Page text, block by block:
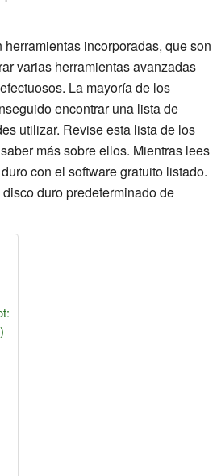
incorporadas, que son
varias herramientas avanzadas
La mayoría de los
encontrar una lista de
utilizar. Revise esta lista de los
más sobre ellos. Mientras lees
con el software gratuito listado.
duro predeterminado de